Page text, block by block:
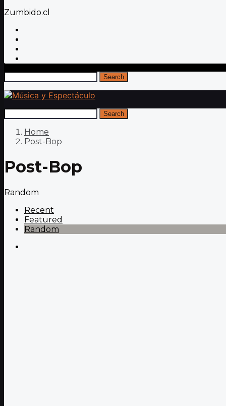
Zumbido.cl
Search
Search
Home
Post-Bop
Post-Bop
Random
Recent
Featured
Random